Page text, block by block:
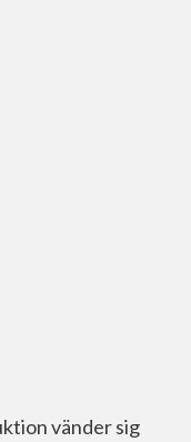
vänder sig